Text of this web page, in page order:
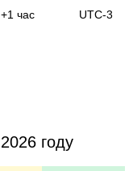
+1 час UTC-3
году